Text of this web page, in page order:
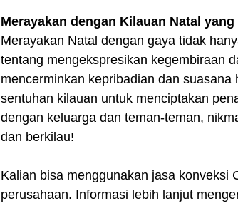
Merayakan dengan Kilauan Natal yang
Merayakan Natal dengan gaya tidak
tentang mengekspresikan kegembiraan
mencerminkan kepribadian dan
sentuhan kilauan untuk menciptakan
dengan keluarga dan teman-teman,
dan berkilau!
Kalian bisa menggunakan jasa konveksi
perusahaan. Informasi lebih lanjut